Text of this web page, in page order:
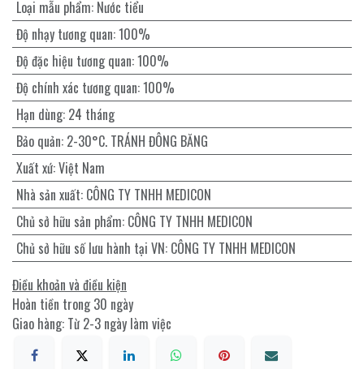
Loại mẫu phẩm: Nước tiểu
Độ nhạy tương quan:100%
Độ đặc hiệu tương quan:100%
Độ chính xác tương quan:100%
Hạn dùng: 24 tháng
Bảo quản: 2-30°C. TRÁNH ĐÔNG BĂNG
Xuất xứ:Việt Nam
Nhà sản xuất: CÔNG TY TNHH MEDICON
Chủ sở hữu sản phẩm: CÔNG TY TNHH MEDICON
Chủ sở hữu số lưu hành tại VN: CÔNG TY TNHH MEDICON
Điều khoản và điều kiện
Hoàn tiền trong 30 ngày
Giao hàng: Từ 2-3 ngày làm việc